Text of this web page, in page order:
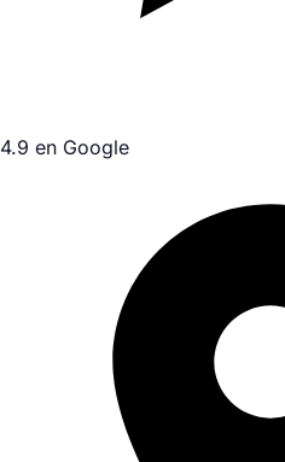
4.9 en Google